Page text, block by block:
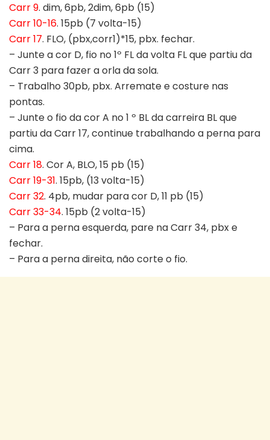
Carr 9. dim, 6pb, 2dim, 6pb (15)
Carr 10-16. 15pb (7 volta-15)
Carr 17. FLO, (pbx,corr1)*15, pbx. fechar.
– Junte a cor D, fio no 1º FL da volta FL que partiu da
Carr 3 para fazer a orla da sola.
– Trabalho 30pb, pbx. Arremate e costure nas
pontas.
– Junte o fio da cor A no 1 º BL da carreira BL que
partiu da Carr 17, continue trabalhando a perna para
cima.
Carr 18. Cor A, BLO, 15 pb (15)
Carr 19-31. 15pb, (13 volta-15)
Carr 32. 4pb, mudar para cor D, 11 pb (15)
Carr 33-34. 15pb (2 volta-15)
– Para a perna esquerda, pare na Carr 34, pbx e
fechar.
– Para a perna direita, não corte o fio.